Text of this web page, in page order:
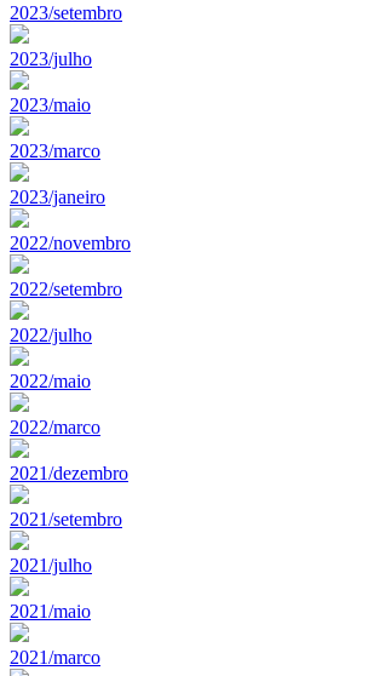
2023/setembro
2023/julho
2023/maio
2023/marco
2023/janeiro
2022/novembro
2022/setembro
2022/julho
2022/maio
2022/marco
2021/dezembro
2021/setembro
2021/julho
2021/maio
2021/marco